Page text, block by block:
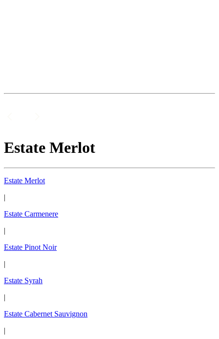
Estate Merlot
Estate Merlot
|
Estate Carmenere
|
Estate Pinot Noir
|
Estate Syrah
|
Estate Cabernet Sauvignon
|